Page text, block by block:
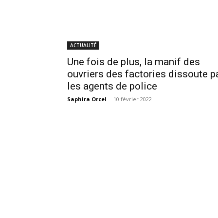
ACTUALITÉ
Une fois de plus, la manif des
ouvriers des factories dissoute
les agents de police
Saphira Orcel - 10 février 2022